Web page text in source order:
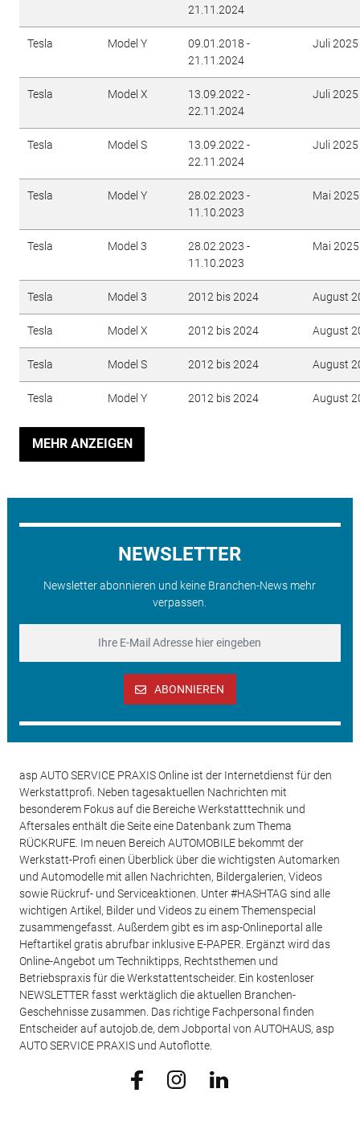
21.11.2024
Tesla Model Y
09.01.2018 -
21.11.2024
Juli 2025
Tesla Model X
13.09.2022 -
22.11.2024
Juli 2025
Tesla Model S
13.09.2022 -
22.11.2024
Juli 2025
Tesla Model Y
28.02.2023 -
11.10.2023
Mai 2025
Tesla Model 3
28.02.2023 -
11.10.2023
Mai 2025
Tesla Model 3 2012 bis 2024 August
Tesla Model X 2012 bis 2024 August
Tesla Model S 2012 bis 2024 August
Tesla Model Y 2012 bis 2024 August
MEHR ANZEIGEN
NEWSLETTER
Newsletter abonnieren und keine Branchen-News mehr
verpassen.
ABONNIEREN
asp AUTO SERVICE PRAXIS Online ist der Internetdienst für den
Werkstattprofi. Neben tagesaktuellen Nachrichten mit
besonderem Fokus auf die Bereiche Werkstatttechnik und
Aftersales enthält die Seite eine Datenbank zum Thema
RÜCKRUFE. Im neuen Bereich AUTOMOBILE bekommt der
Werkstatt-Profi einen Überblick über die wichtigsten Automarken
und Automodelle mit allen Nachrichten, Bildergalerien, Videos
sowie Rückruf- und Serviceaktionen. Unter #HASHTAG sind alle
wichtigen Artikel, Bilder und Videos zu einem Themenspecial
zusammengefasst. Außerdem gibt es im asp-Onlineportal alle
Heftartikel gratis abrufbar inklusive E-PAPER. Ergänzt wird das
Online-Angebot um Techniktipps, Rechtsthemen und
Betriebspraxis für die Werkstattentscheider. Ein kostenloser
NEWSLETTER fasst werktäglich die aktuellen Branchen-
Geschehnisse zusammen. Das richtige Fachpersonal finden
Entscheider auf autojob.de, dem Jobportal von AUTOHAUS, asp
AUTO SERVICE PRAXIS und Autoflotte.